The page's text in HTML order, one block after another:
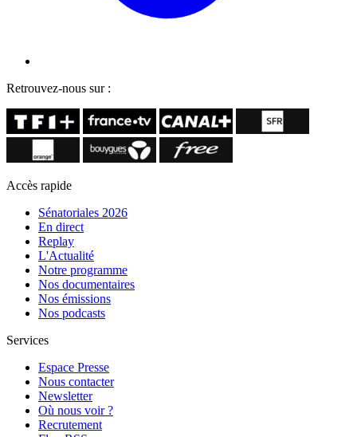
Retrouvez-nous sur :
Accès rapide
Sénatoriales 2026
En direct
Replay
L'Actualité
Notre programme
Nos documentaires
Nos émissions
Nos podcasts
Services
Espace Presse
Nous contacter
Newsletter
Où nous voir ?
Recrutement